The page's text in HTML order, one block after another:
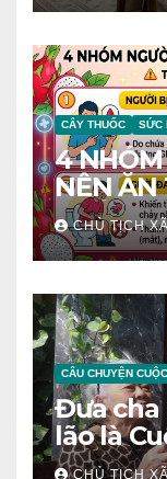
CÂY THUỐC SỨC
4 NHÓM
NÊN ĂN
TRÁNH
NGƯỜI
CHỦ TỊCH
CÂU CHUYỆN
Đưa cha
lão là
CHỦ TỊCH